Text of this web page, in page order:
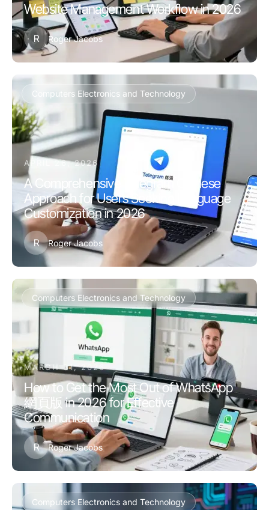
Website Management Workflow in 2026
R Roger Jacobs
Computers Electronics and Technology
APRIL 26, 2026
A Comprehensive Telegram Chinese
Approach for Users Seeking Language
Customization in 2026
R Roger Jacobs
Computers Electronics and Technology
MARCH 31, 2026
How to Get the Most Out of WhatsApp
網頁版 in 2026 for Effective
Communication
R Roger Jacobs
Computers Electronics and Technology